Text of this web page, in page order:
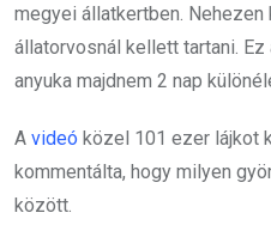
megyei állatkertben.
állatorvosnál kellett tartani.
anyuka majdnem 2 nap
A videó közel 101 ezer lájkot
kommentálta, hogy milyen
között.